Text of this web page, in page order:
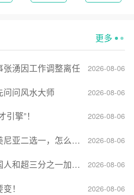
更多
2026-08-06
湧因工作调整离任
2026-08-06
问问风水大师
2026-08-06
擎”！
2026-08-06
二选一，怎么回事？
2026-08-06
之一加拿大人感到经济压力
2026-08-06
！